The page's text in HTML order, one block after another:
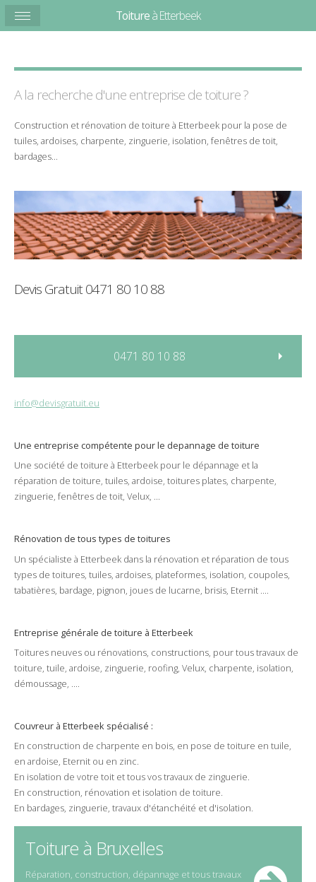
A la recherche d'une entreprise detoiture?
Construction et rénovation de toiture à Etterbeek pour la pose de
tuiles, ardoises, charpente, zinguerie, isolation, fenêtres de toit,
bardages...
Devis Gratuit0471 80 10 88
0471 80 10 88
info@devisgratuit.eu
Une entreprise compétente pour le depannage de toiture
Une société de toiture à Etterbeek pour le dépannage et la
réparation de toiture, tuiles, ardoise, toitures plates, charpente,
zinguerie, fenêtres de toit, Velux, ...
Rénovation de tous types de toitures
Un spécialiste à Etterbeek dans la rénovation et réparation de tous
types de toitures, tuiles, ardoises, plateformes, isolation, coupoles,
tabatières, bardage, pignon, joues de lucarne, brisis, Eternit ....
Entreprise générale de toiture à Etterbeek
Toitures neuves ou rénovations, constructions, pour toustravaux de
toiture, tuile, ardoise, zinguerie, roofing, Velux, charpente, isolation,
démoussage, ....
Couvreur à Etterbeek spécialisé :
En construction de charpente en bois, en pose de toiture en tuile,
en ardoise, Eternit ou en zinc.
En isolation de votre toit et tous vos travaux de zinguerie.
En construction, rénovation et isolation de toiture.
En bardages, zinguerie, travaux d'étanchéité et d'isolation.
Toiture à Bruxelles
Réparation, construction, dépannage et tous travaux
Toitureà Etterbeek